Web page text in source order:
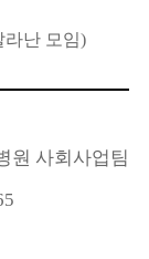
라난 모임)
원 사회사업팀